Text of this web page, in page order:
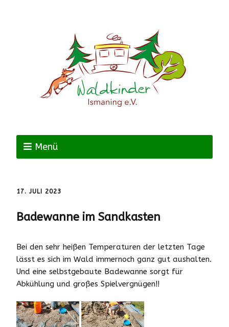
Menü
17. JULI 2023
Badewanne im Sandkasten
Bei den sehr heißen Temperaturen der letzten Tage
lässt es sich im Wald immernoch ganz gut aushalten.
Und eine selbstgebaute Badewanne sorgt für
Abkühlung und großes Spielvergnügen!!